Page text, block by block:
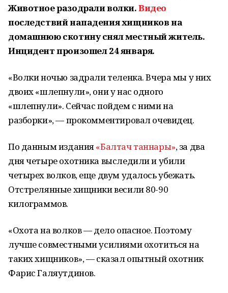
Животное разодрали волки.Видео
последствий нападения хищников на
домашнюю скотину снял местный житель.
Инцидент произошел 24 января.
«Волки ночью задрали теленка. Вчера мы у них
двоих «шлепнули», они у нас одного
«шлепнули». Сейчас пойдем с ними на
разборки», — прокомментировал очевидец.
По данным издания«Балтач таннары», за два
дня четыре охотника выследили и убили
четырех волков, еще двум удалось убежать.
Отстрелянные хищники весили 80-90
килограммов.
«Охота на волков — дело опасное. Поэтому
лучше совместными усилиями охотиться на
таких хищников», — сказал опытный охотник
Фарис Галяутдинов.